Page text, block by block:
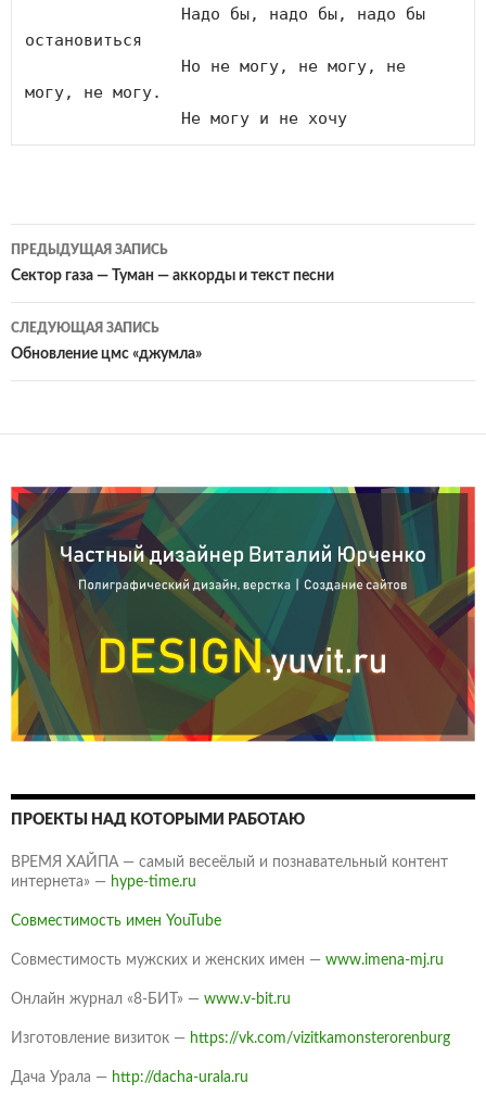
остановиться
могу, не могу.
		Не могу и не хочу
Навигация
по
записям
ПРЕДЫДУЩАЯ ЗАПИСЬ
Сектор газа — Туман — аккорды и текст песни
СЛЕДУЮЩАЯ ЗАПИСЬ
Обновление цмс «джумла»
ПРОЕКТЫ НАД КОТОРЫМИ РАБОТАЮ
ВРЕМЯ ХАЙПА — самый весеёлый и познавательный контент
интернета» — hype-time.ru
Совместимость имен YouTube
Совместимость мужских и женских имен — www.imena-mj.ru
Онлайн журнал «8-БИТ» — www.v-bit.ru
Изготовление визиток — https://vk.com/vizitkamonsterorenburg
Дача Урала — http://dacha-urala.ru